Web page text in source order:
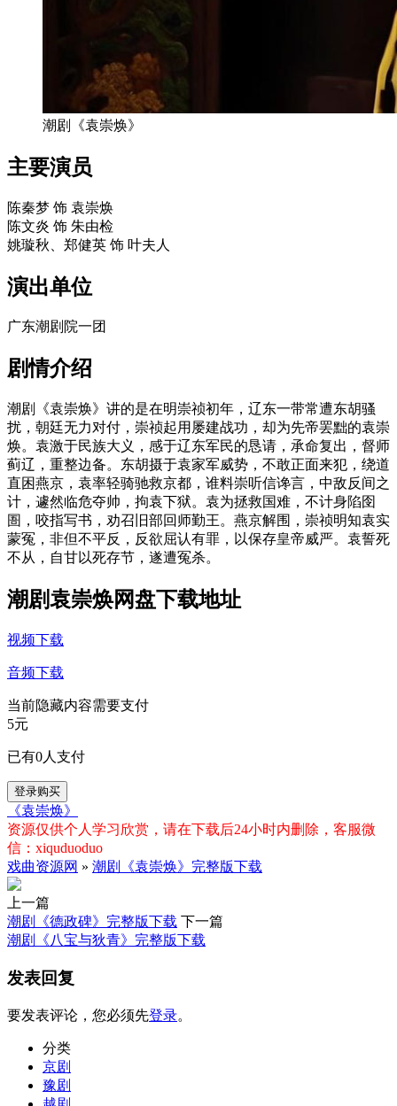
潮剧《袁崇焕》
主要演员
陈秦梦 饰 袁崇焕
陈文炎 饰 朱由检
姚璇秋、郑健英 饰 叶夫人
演出单位
广东潮剧院一团
剧情介绍
潮剧《袁崇焕》讲的是在明崇祯初年，辽东一带常遭东胡骚
扰，朝廷无力对付，崇祯起用屡建战功，却为先帝罢黜的袁崇
焕。袁激于民族大义，感于辽东军民的恳请，承命复出，督师
蓟辽，重整边备。东胡摄于袁家军威势，不敢正面来犯，绕道
直困燕京，袁率轻骑驰救京都，谁料崇听信谗言，中敌反间之
计，遽然临危夺帅，拘袁下狱。袁为拯救国难，不计身陷囹
圄，咬指写书，劝召旧部回师勤王。燕京解围，崇祯明知袁实
蒙冤，非但不平反，反欲屈认有罪，以保存皇帝威严。袁誓死
不从，自甘以死存节，遂遭冤杀。
潮剧袁崇焕网盘下载地址
视频下载
音频下载
当前隐藏内容需要支付
5元
已有0人支付
登录购买
《袁崇焕》
资源仅供个人学习欣赏，请在下载后24小时内删除，客服微
信：xiquduoduo
戏曲资源网 » 潮剧《袁崇焕》完整版下载
上一篇
潮剧《德政碑》完整版下载 下一篇
潮剧《八宝与狄青》完整版下载
发表回复
要发表评论，您必须先登录。
分类
京剧
豫剧